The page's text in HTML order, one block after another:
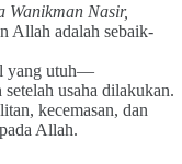
Wanikman Nasir,
Allah adalah sebaik-
yang utuh—
usaha dilakukan.
kecemasan, dan
Allah.